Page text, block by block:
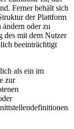
Ferner behält sich
der Plattform
ändern oder zu
des mit dem Nutzer
beeinträchtigt
als ein im
zur